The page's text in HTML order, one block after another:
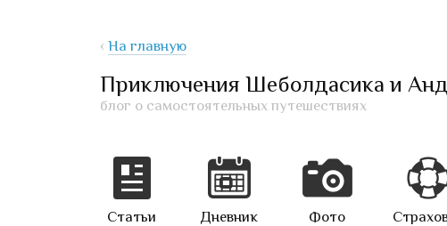
‹ На главную
Приключения Шеболдасика и
блог о самостоятельных путешествиях
Статьи Дневник Фото